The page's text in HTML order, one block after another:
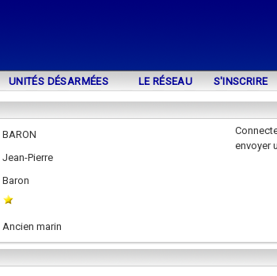
UNITÉS DÉSARMÉES LE RÉSEAU S'INSCRIRE
BARON
Jean-Pierre
Baron
Ancien marin
envoyer